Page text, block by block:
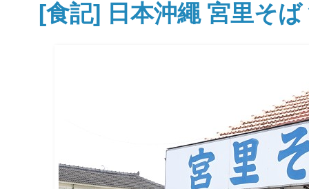
[食記] 日本沖繩 宮里そば